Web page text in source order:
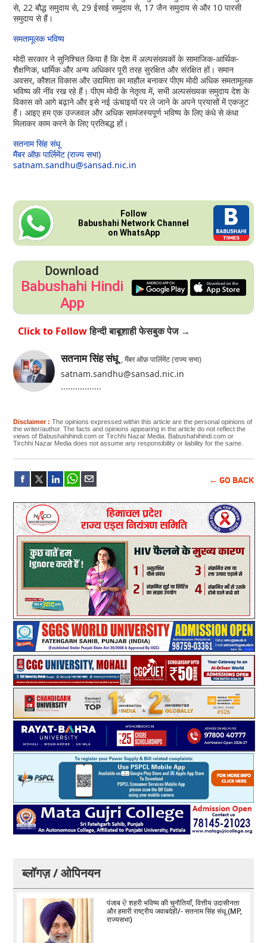
से, 22 बौद्ध समुदाय से, 29 ईसाई समुदाय से, 17 जैन समुदाय से और 10 पारसी
समुदाय से हैं।
समतामूलक भविष्य
मोदी सरकार ने सुनिश्चित किया है कि देश में अल्पसंख्यकों के सामाजिक-आर्थिक-
शैक्षणिक, धार्मिक और अन्य अधिकार पूरी तरह सुरक्षित और संरक्षित हों। समान
अवसर, कौशल विकास और उद्यमिता का माहौल बनाकर पीएम मोदी अधिक समतामूलक
भविष्य की नींव रख रहे हैं। पीएम मोदी के नेतृत्व में, सभी अल्पसंख्यक समुदाय देश के
विकास को आगे बढ़ाने और इसे नई ऊंचाइयों पर ले जाने के अपने प्रयासों में एकजुट
हैं। आइए हम एक उज्जवल और अधिक सामंजस्यपूर्ण भविष्य के लिए कंधे से कंधा
मिलाकर काम करने के लिए प्रतिबद्ध हों।
सतनाम सिंह संधू
मैंबर ऑफ़ पार्लिमेंट (राज्य सभा)
satnam.sandhu@sansad.nic.in
Follow
Babushahi Network Channel
on WhatsApp
Download
Babushahi Hindi
App
Click to Followहिन्दी बाबूशाही फेसबुक पेज →
सतनाम सिंह संधू , मैंबर ऑफ़ पार्लिमेंट (राज्य सभा)
satnam.sandhu@sansad.nic.in
.................
Disclaimer : The opinions expressed within this article are the personal opinions of
the writer/author. The facts and opinions appearing in the article do not reflect the
views of Babushahihindi.com or Tirchhi Nazar Media. Babushahihindi.com or
Tirchhi Nazar Media does not assume any responsibility or liability for the same.
← GO BACK
ब्लॉगज़ / ओपिनयन
पंजाब ਦੇ शहरी भविष्य की चुनौतियाँ, वित्तीय उदासीनता
और हमारी राष्ट्रीय जवाबदेही/- सतनाम सिंह संधू (MP,
राज्यसभा)